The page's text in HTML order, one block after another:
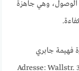
الوصول، وهي جاهزة
Adresse: Wallstr.